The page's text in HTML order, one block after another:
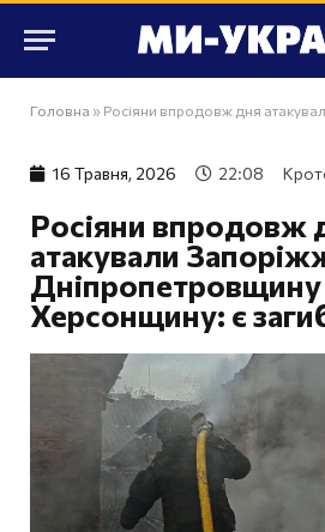
Головна » Росіяни впродовж дня атакували Запоріжжя,
16 Травня, 2026 22:08
Росіяни впродовж
атакували
Дніпропетровщину
Херсонщину: є